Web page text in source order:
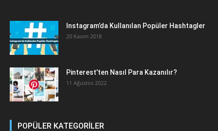
Instagram’da Kullanılan Popüler Hashtagler
20 Kasım 2018
Pinterest’ten Nasıl Para Kazanılır?
11 Ağustos 2022
POPÜLER KATEGORİLER